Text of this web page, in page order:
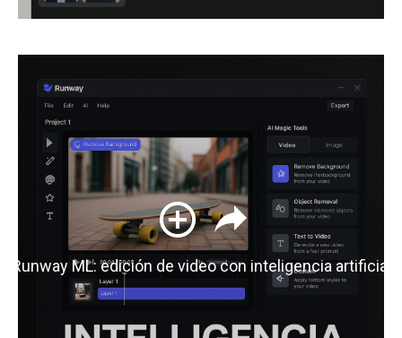
Runway ML: edición de video con inteligencia artificial